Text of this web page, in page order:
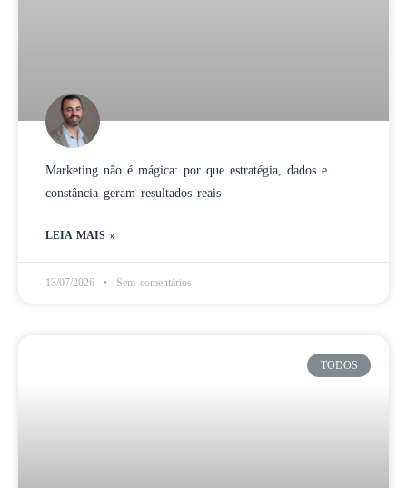
Marketing não é mágica: por que estratégia, dados e
constância geram resultados reais
LEIA MAIS »
13/07/2026 Sem comentários
TODOS